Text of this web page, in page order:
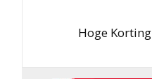
Hoge Korting